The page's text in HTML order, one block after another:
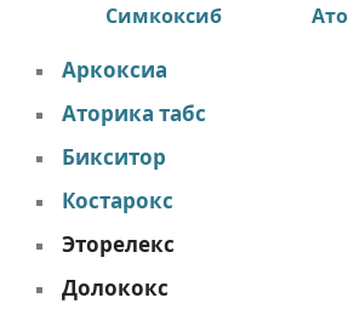
Симкоксиб
Аркоксиа
Аторика табс
Бикситор
Костарокс
Эторелекс
Долококс